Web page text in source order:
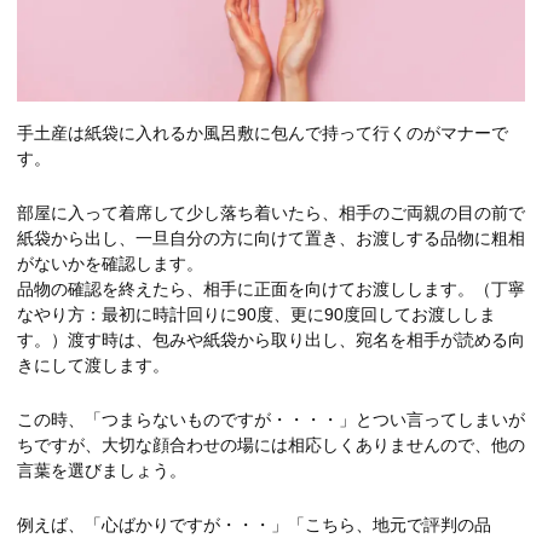
手土産は紙袋に入れるか風呂敷に包んで持って行くのがマナーで
す。
部屋に入って着席して少し落ち着いたら、相手のご両親の目の前で
紙袋から出し、一旦自分の方に向けて置き、お渡しする品物に粗相
がないかを確認します。
品物の確認を終えたら、相手に正面を向けてお渡しします。（丁寧
なやり方：最初に時計回りに90度、更に90度回してお渡ししま
す。）渡す時は、包みや紙袋から取り出し、宛名を相手が読める向
きにして渡します。
この時、「つまらないものですが・・・・」とつい言ってしまいが
ちですが、大切な顔合わせの場には相応しくありませんので、他の
言葉を選びましょう。
例えば、「心ばかりですが・・・」「こちら、地元で評判の品